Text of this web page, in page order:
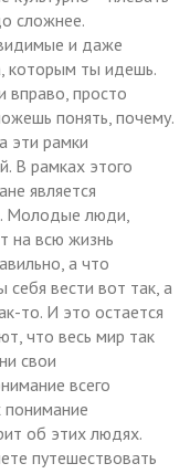
сложнее.
и даже
которым ты идешь.
вправо, просто
понять, почему.
эти рамки
В рамках этого
является
Молодые люди,
на всю жизнь
а что
вести вот так, а
то. И это остается
что весь мир так
свои
всего
об этих людях.
путешествовать